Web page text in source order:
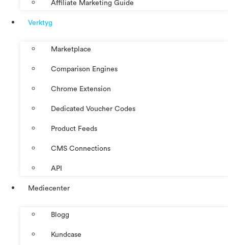
Affiliate Marketing Guide
Verktyg
Marketplace
Comparison Engines
Chrome Extension
Dedicated Voucher Codes
Product Feeds
CMS Connections
API
Mediecenter
Blogg
Kundcase